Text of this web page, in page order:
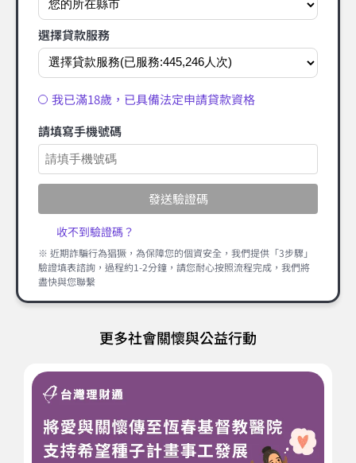
選擇貸款服務
我已滿18歲，已具備法定申請貸款資格
請填寫手機號碼
發送驗證碼
收不到驗證碼？
※ 近期詐騙行為猖獗，為保障您的個資安全，我們提供「3步驟」
驗證填表諮詢，過程約1-2分鐘，請您耐心按照流程完成，我們將
盡快與您聯繫
更多社會關懷與公益行動